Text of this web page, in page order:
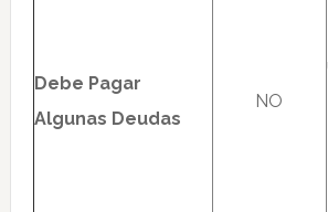
Debe Pagar
Algunas Deudas
NO